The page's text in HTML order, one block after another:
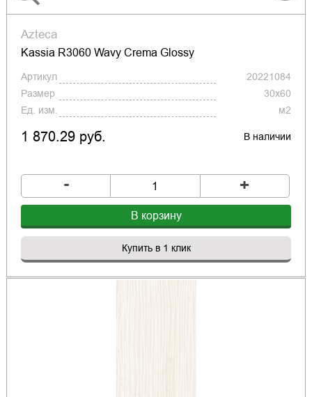
Azteca
Kassia R3060 Wavy Crema Glossy
Артикул
20221084
Размер
30x60
Ед. изм.
м2
1 870.29 руб. В наличии
- +
В корзину
Купить в 1 клик